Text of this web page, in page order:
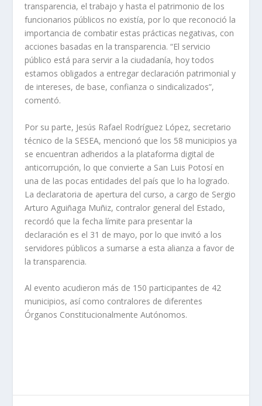
transparencia, el trabajo y hasta el patrimonio de los
funcionarios públicos no existía, por lo que reconoció la
importancia de combatir estas prácticas negativas, con
acciones basadas en la transparencia. “El servicio
público está para servir a la ciudadanía, hoy todos
estamos obligados a entregar declaración patrimonial y
de intereses, de base, confianza o sindicalizados”,
comentó.
Por su parte, Jesús Rafael Rodríguez López, secretario
técnico de la SESEA, mencionó que los 58 municipios ya
se encuentran adheridos a la plataforma digital de
anticorrupción, lo que convierte a San Luis Potosí en
una de las pocas entidades del país que lo ha logrado.
La declaratoria de apertura del curso, a cargo de Sergio
Arturo Aguiñaga Muñiz, contralor general del Estado,
recordó que la fecha límite para presentar la
declaración es el 31 de mayo, por lo que invitó a los
servidores públicos a sumarse a esta alianza a favor de
la transparencia.
Al evento acudieron más de 150 participantes de 42
municipios, así como contralores de diferentes
Órganos Constitucionalmente Autónomos.